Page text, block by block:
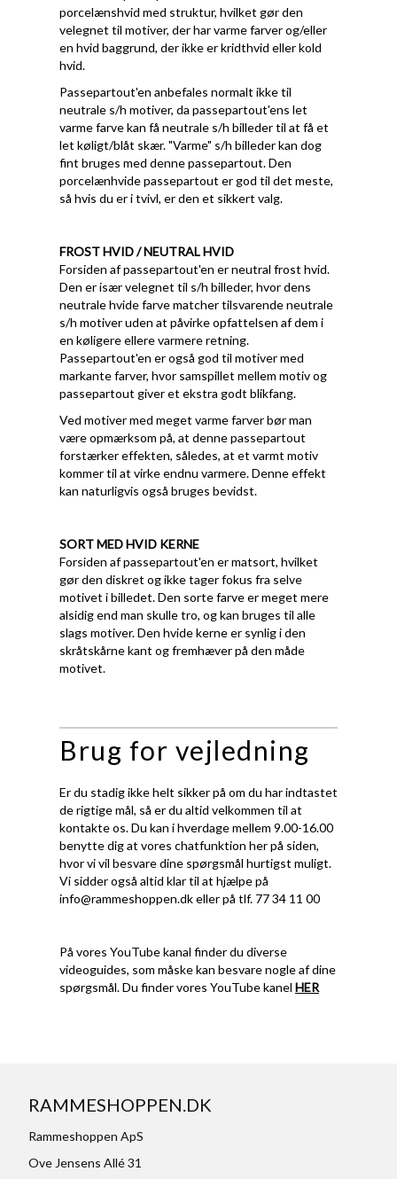
porcelænshvid med struktur, hvilket gør den
velegnet til motiver, der har varme farver og/eller
en hvid baggrund, der ikke er kridthvid eller kold
hvid.
Passepartout'en anbefales normalt ikke til
neutrale s/h motiver, da passepartout'ens let
varme farve kan få neutrale s/h billeder til at få et
let køligt/blåt skær. "Varme" s/h billeder kan dog
fint bruges med denne passepartout. Den
porcelænhvide passepartout er god til det meste,
så hvis du er i tvivl, er den et sikkert valg.
FROST HVID / NEUTRAL HVID
Forsiden af passepartout'en er neutral frost hvid.
Den er især velegnet til s/h billeder, hvor dens
neutrale hvide farve matcher tilsvarende neutrale
s/h motiver uden at påvirke opfattelsen af dem i
en køligere ellere varmere retning.
Passepartout'en er også god til motiver med
markante farver, hvor samspillet mellem motiv og
passepartout giver et ekstra godt blikfang.
Ved motiver med meget varme farver bør man
være opmærksom på, at denne passepartout
forstærker effekten, således, at et varmt motiv
kommer til at virke endnu varmere. Denne effekt
kan naturligvis også bruges bevidst.
SORT MED HVID KERNE
Forsiden af passepartout'en er matsort, hvilket
gør den diskret og ikke tager fokus fra selve
motivet i billedet. Den sorte farve er meget mere
alsidig end man skulle tro, og kan bruges til alle
slags motiver. Den hvide kerne er synlig i den
skråtskårne kant og fremhæver på den måde
motivet.
Brug for vejledning
Er du stadig ikke helt sikker på om du har indtastet
de rigtige mål, så er du altid velkommen til at
kontakte os. Du kan i hverdage mellem 9.00-16.00
benytte dig at vores chatfunktion her på siden,
hvor vi vil besvare dine spørgsmål hurtigst muligt.
Vi sidder også altid klar til at hjælpe på
info@rammeshoppen.dkeller på tlf. 77 34 11 00
På vores YouTube kanal finder du diverse
videoguides, som måske kan besvare nogle af dine
spørgsmål. Du finder vores YouTube kanel HER
RAMMESHOPPEN.DK
Rammeshoppen ApS
Ove Jensens Allé 31